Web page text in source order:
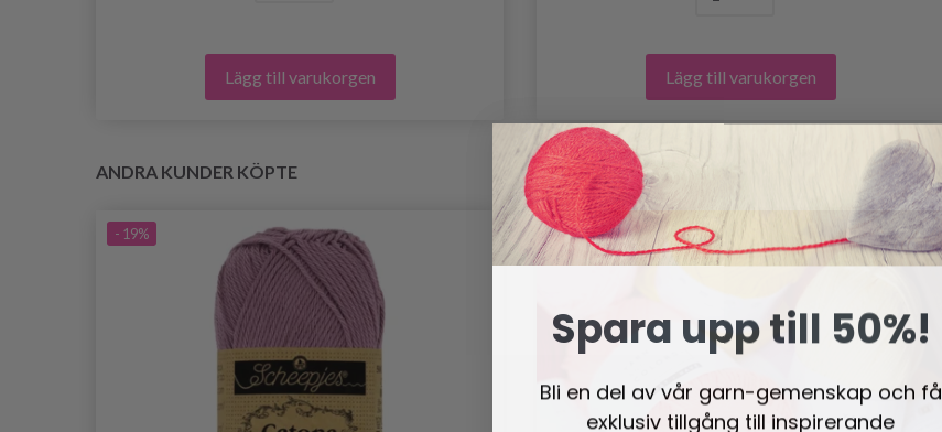
Lägg till varukorgen Lägg till varukorgen
ANDRA KUNDER KÖPTE
- 19%
Spara upp till 50%!
Bli en del av vår garn-gemenskap och få
exklusiv tillgång till inspirerande